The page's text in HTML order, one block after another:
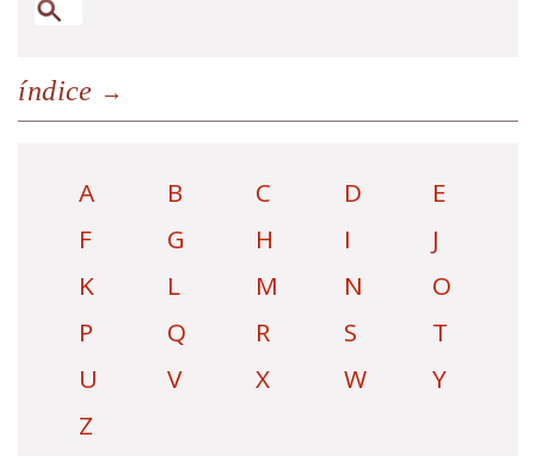
índice
A B C D
E
F
G H I
J
K
L M N
O
P
Q R S
T
U
V X W
Y
Z